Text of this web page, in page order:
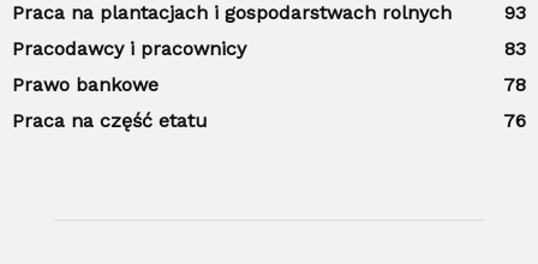
Praca na plantacjach i gospodarstwach rolnych
93
Pracodawcy i pracownicy
83
Prawo bankowe
78
Praca na część etatu
76